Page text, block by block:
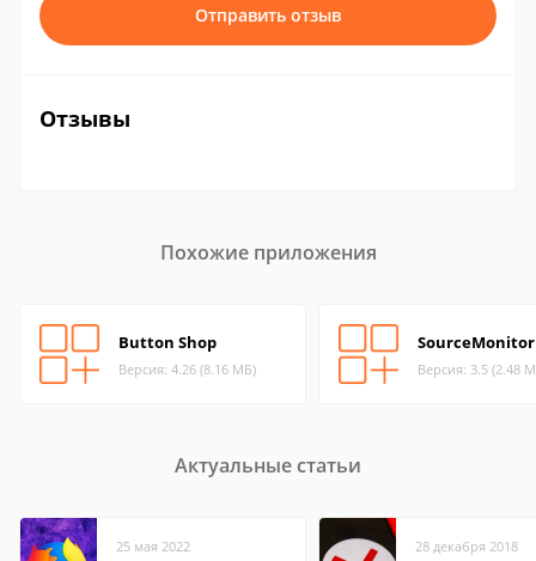
Отправить отзыв
Отзывы
Похожие приложения
Button Shop
Версия: 4.26 (8.16 МБ)
SourceMonitor
Версия: 3.5 (2.48
Актуальные статьи
25 мая 2022 28 декабря 2018